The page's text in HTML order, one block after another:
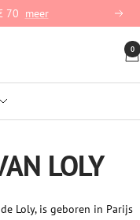
70 meer
0
LOLY
Loly, is geboren in Parijs